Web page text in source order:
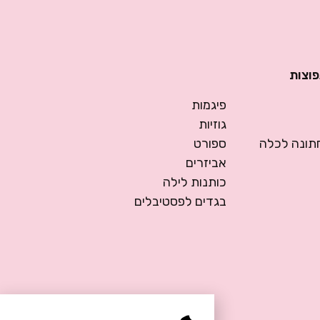
לכלה
פיגמות
גוזיות
ספורט
אביזרים
כותנות לילה
בגדים לפסטיבלים